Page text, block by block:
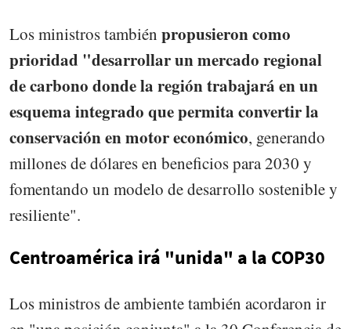
Los ministros también propusieron como
prioridad "desarrollar un mercado regional
de carbono donde la región trabajará en un
esquema integrado que permita convertir la
conservación en motor económico, generando
millones de dólares en beneficios para 2030 y
fomentando un modelo de desarrollo sostenible y
resiliente".
Centroamérica irá "unida" a la COP30
Los ministros de ambiente también acordaron ir